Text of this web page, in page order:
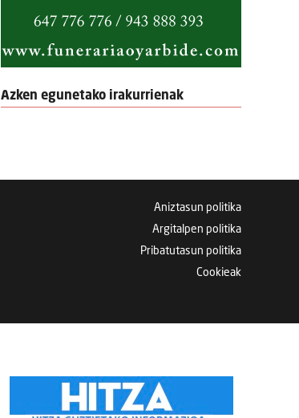
Azken egunetako irakurrienak
Aniztasun politika
Argitalpen politika
Pribatutasun politika
Cookieak